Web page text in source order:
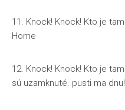
11. Knock! Knock! Kto je
Home
12. Knock! Knock! Kto je
sú uzamknuté. pusti ma dnu!